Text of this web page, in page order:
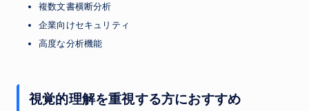
複数文書横断分析
企業向けセキュリティ
高度な分析機能
視覚的理解を重視する方におすすめ